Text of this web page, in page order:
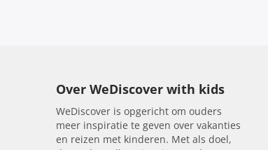
Over WeDiscover with kids
WeDiscover is opgericht om ouders
meer inspiratie te geven over vakanties
en reizen met kinderen. Met als doel,